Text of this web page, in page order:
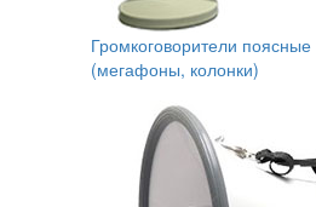
Громкоговорители поясные
(мегафоны, колонки)